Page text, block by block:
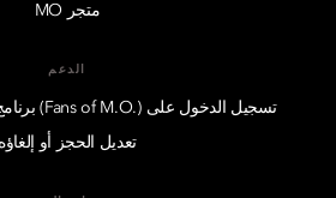
متجر MO
الدعم
تسجيل الدخول على (.Fans of M.O) برنامج ضيوف درجة الإمتياز
تعديل الحجز أو إلغاؤه